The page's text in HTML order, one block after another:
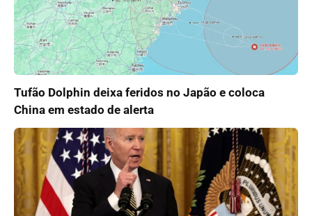
Tufão Dolphin deixa feridos no Japão e coloca
China em estado de alerta